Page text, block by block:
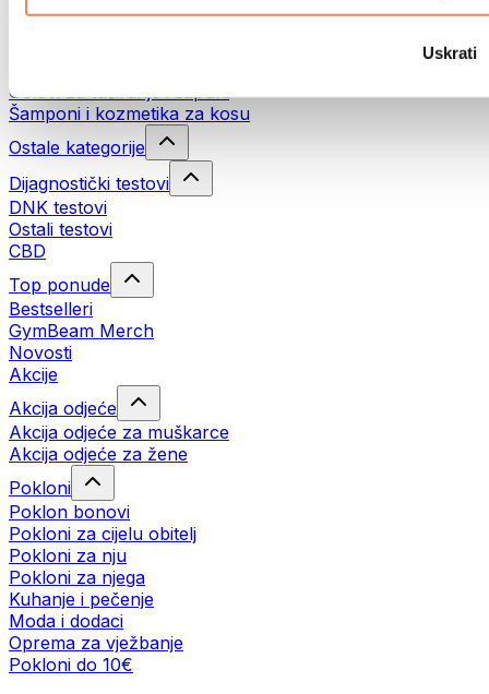
Uskrati
Deterdženti za rublje
Gelovi za tuširanje i sapuni
Šamponi i kozmetika za kosu
Ostale kategorije
Dijagnostički testovi
DNK testovi
Ostali testovi
CBD
Top ponude
Bestselleri
GymBeam Merch
Novosti
Akcije
Akcija odjeće
Akcija odjeće za muškarce
Akcija odjeće za žene
Pokloni
Poklon bonovi
Pokloni za cijelu obitelj
Pokloni za nju
Pokloni za njega
Kuhanje i pečenje
Moda i dodaci
Oprema za vježbanje
Pokloni do 10€